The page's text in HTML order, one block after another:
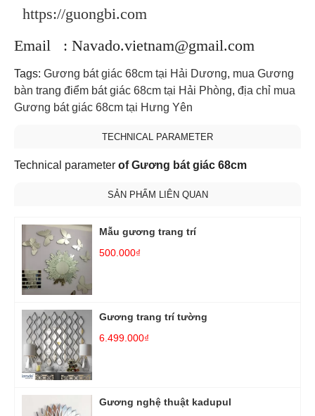
https://guongbi.com
Email : Navado.vietnam@gmail.com
Tags: Gương bát giác 68cm tại Hải Dương, mua Gương
bàn trang điểm bát giác 68cm tại Hải Phòng, địa chỉ mua
Gương bát giác 68cm tại Hưng Yên
TECHNICAL PARAMETER
Technical parameter of Gương bát giác 68cm
SẢN PHẨM LIÊN QUAN
Mẫu gương trang trí
500.000₫
Gương trang trí tường
6.499.000₫
Gương nghệ thuật kadupul